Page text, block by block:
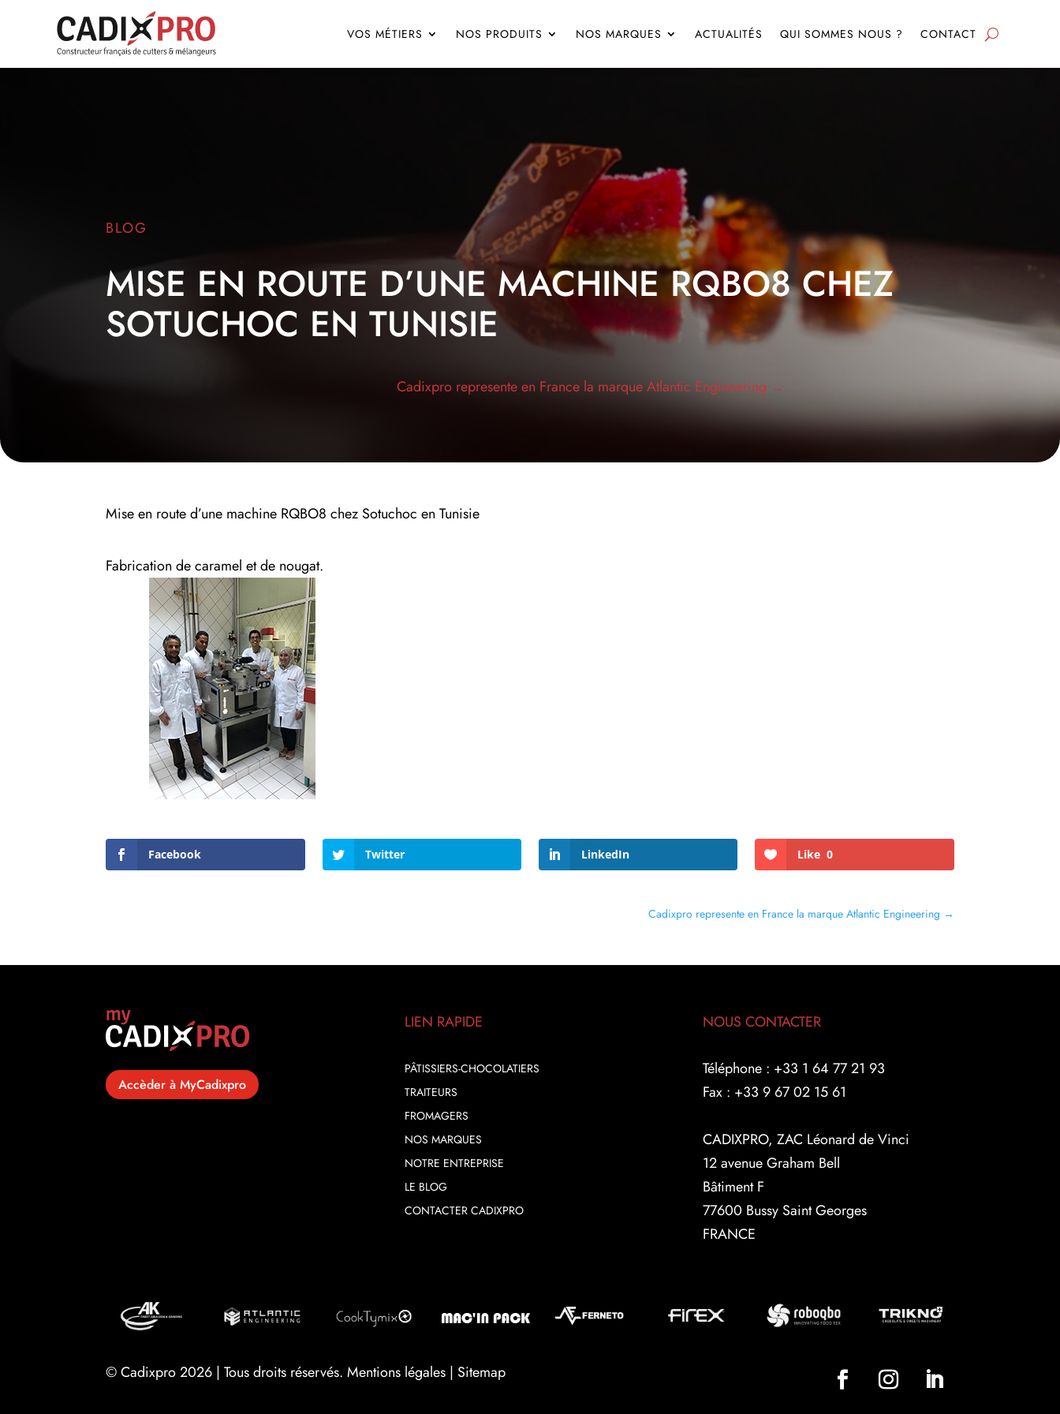
VOS MÉTIERS NOS PRODUITS NOS MARQUES ACTUALITÉS QUI SOMMES NOUS ? CONTACT
BLOG
MISE EN ROUTE D’UNE MACHINE RQBO8 CHEZ
SOTUCHOC EN TUNISIE
Cadixpro represente en France la marque Atlantic Engineering →
Mise en route d’une machine RQBO8 chez Sotuchoc en Tunisie
Fabrication de caramel et de nougat.
Facebook Twitter LinkedIn Like 0
Cadixpro represente en France la marque Atlantic Engineering →
Accèder à MyCadixpro
LIEN RAPIDE
PÂTISSIERS-CHOCOLATIERS
TRAITEURS
FROMAGERS
NOS MARQUES
NOTRE ENTREPRISE
LE BLOG
CONTACTER CADIXPRO
NOUS CONTACTER
Téléphone : +33 1 64 77 21 93
Fax : +33 9 67 02 15 61
CADIXPRO, ZAC Léonard de Vinci
12 avenue Graham Bell
Bâtiment F
77600 Bussy Saint Georges
FRANCE
© Cadixpro 2026 | Tous droits réservés.Mentions légales | Sitemap